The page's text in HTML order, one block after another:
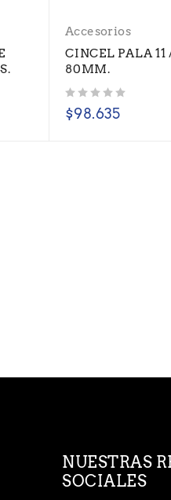
Accesorios
CINCEL PALA
80MM.
$98.635
NUESTRAS
SOCIALES